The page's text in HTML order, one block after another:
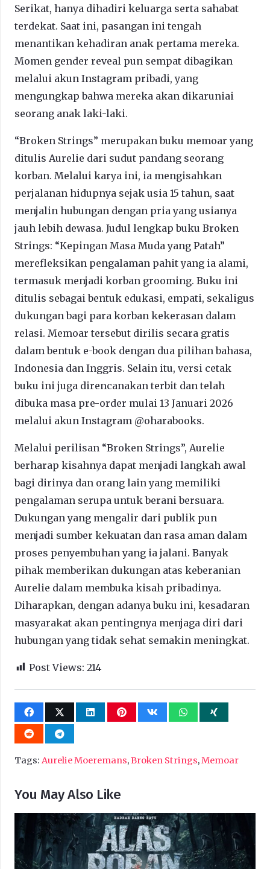
Serikat, hanya dihadiri keluarga serta sahabat
terdekat. Saat ini, pasangan ini tengah
menantikan kehadiran anak pertama mereka.
Momen gender reveal pun sempat dibagikan
melalui akun Instagram pribadi, yang
mengungkap bahwa mereka akan dikaruniai
seorang anak laki-laki.
“Broken Strings” merupakan buku memoar yang
ditulis Aurelie dari sudut pandang seorang
korban. Melalui karya ini, ia mengisahkan
perjalanan hidupnya sejak usia 15 tahun, saat
menjalin hubungan dengan pria yang usianya
jauh lebih dewasa. Judul lengkap buku Broken
Strings: “Kepingan Masa Muda yang Patah”
merefleksikan pengalaman pahit yang ia alami,
termasuk menjadi korban grooming. Buku ini
ditulis sebagai bentuk edukasi, empati, sekaligus
dukungan bagi para korban kekerasan dalam
relasi. Memoar tersebut dirilis secara gratis
dalam bentuk e-book dengan dua pilihan bahasa,
Indonesia dan Inggris. Selain itu, versi cetak
buku ini juga direncanakan terbit dan telah
dibuka masa pre-order mulai 13 Januari 2026
melalui akun Instagram @oharabooks.
Melalui perilisan “Broken Strings”, Aurelie
berharap kisahnya dapat menjadi langkah awal
bagi dirinya dan orang lain yang memiliki
pengalaman serupa untuk berani bersuara.
Dukungan yang mengalir dari publik pun
menjadi sumber kekuatan dan rasa aman dalam
proses penyembuhan yang ia jalani. Banyak
pihak memberikan dukungan atas keberanian
Aurelie dalam membuka kisah pribadinya.
Diharapkan, dengan adanya buku ini, kesadaran
masyarakat akan pentingnya menjaga diri dari
hubungan yang tidak sehat semakin meningkat.
Post Views: 214
Tags: Aurelie Moeremans,Broken Strings,Memoar
You May Also Like